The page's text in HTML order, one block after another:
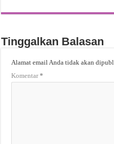
Tinggalkan Balasan
Alamat email Anda tidak akan
Komentar*